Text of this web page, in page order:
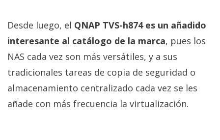
Desde luego, el QNAP TVS-h874 es un añadido
interesante al catálogo de la marca, pues los
NAS cada vez son más versátiles, y a sus
tradicionales tareas de copia de seguridad o
almacenamiento centralizado cada vez se les
añade con más frecuencia la virtualización.